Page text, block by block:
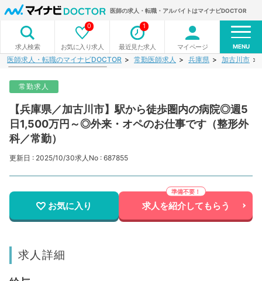
医師の求人・転職・アルバイトはマイナビDOCTOR
求人検索 お気に入り求人
0
最近見た求人
1
マイページ MENU
医師求人・転職のマイナビDOCTOR 常勤医師求人 兵庫県 加古川市
常勤求人
【兵庫県／加古川市】駅から徒歩圏内の病院◎週5
日1,500万円～◎外来・オペのお仕事です（整形外
科／常勤）
更新日 : 2025/10/30求人No : 687855
お気に入り 求人を紹介してもらう
求人詳細